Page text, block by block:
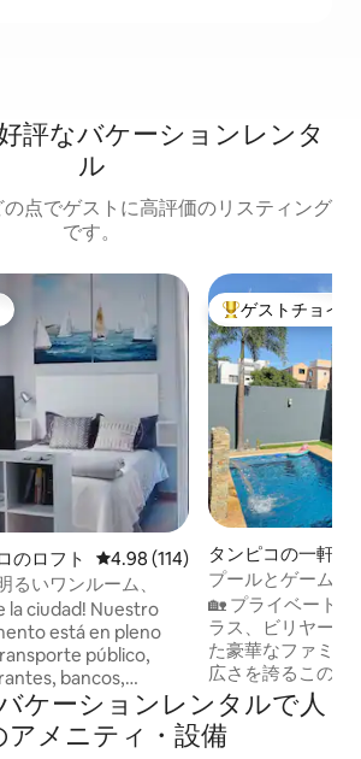
評なバケーションレンタ
ル
点でゲストに高評価のリスティング
です。
イスです。
のロフト レビュー114件、5つ星中4.98つ
4.98 (114)
るいワンルーム、
la ciudad! Nuestro
está en pleno
público,
bancos,
No solo somos
tus amigos en la
la acción y relájate en
大好評のゲスト
ゲストチョイス
タンピコの一軒家
プールとゲームル
🏡 プライベート
ラス、ビリヤード
た豪華なファミリ
広さを誇るこの家
に過ごせるよう設
の整ったキッチン
86インチの大型
ケーションレンタルで人
アメニティ・設備